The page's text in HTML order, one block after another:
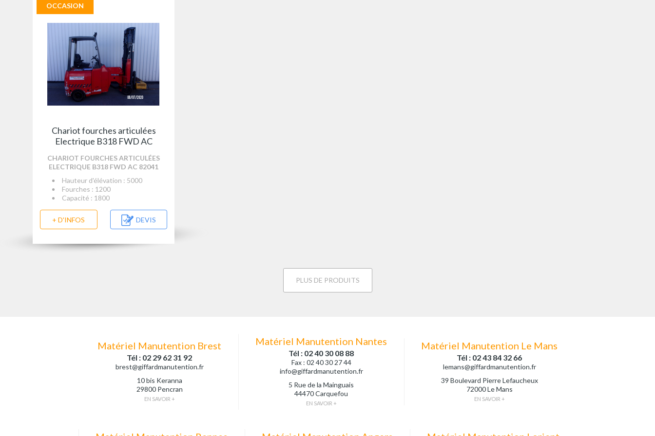
OCCASION
Chariot fourches articulées
Electrique B318 FWD AC
CHARIOT FOURCHES ARTICULÉES
ELECTRIQUE B318 FWD AC 82041
Hauteur d'élévation : 5000
Fourches : 1200
Capacité : 1800
+ D'INFOS DEVIS
PLUS DE PRODUITS
Matériel Manutention Brest
Tél : 02 29 62 31 92
brest@giffardmanutention.fr
10 bis Keranna
29800 Pencran
EN SAVOIR +
Matériel Manutention Nantes
Tél : 02 40 30 08 88
Fax : 02 40 30 27 44
info@giffardmanutention.fr
5 Rue de la Mainguais
44470 Carquefou
EN SAVOIR +
Matériel Manutention Le Mans
Tél : 02 43 84 32 66
lemans@giffardmanutention.fr
39 Boulevard Pierre Lefaucheux
72000 Le Mans
EN SAVOIR +